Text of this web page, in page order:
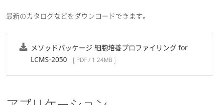
最新のカタログなどをダウンロードできます。
メソッドパッケージ 細胞培養プロファイリング for
LCMS-2050
[ PDF / 1.24MB ]